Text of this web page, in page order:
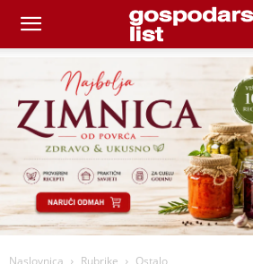
Naslovnica Rubrike Ostalo